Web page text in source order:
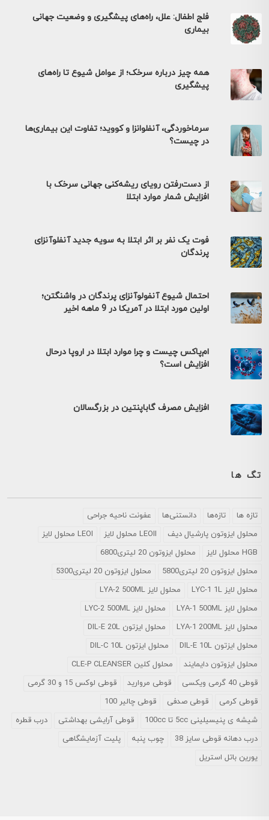
فلج اطفال: علل، راه‌های پیشگیری و وضعیت جهانی
بیماری
همه چیز درباره سرخک؛ از عوامل شیوع تا راه‌های
پیشگیری
سرماخوردگی، آنفلوانزا و کووید؛ تفاوت این بیماری‌ها
در چیست؟
از دست‌رفتن رویای ریشه‌کنی جهانی سرخک با
افزایش شمار موارد ابتلا
فوت یک نفر بر اثر ابتلا به سویه جدید آنفلوآنزای
پرندگان
احتمال شیوع آنفولوآنزای پرندگان در واشنگتن؛
اولین مورد ابتلا در آمریکا در 9 ماهه اخیر
ام‌پاکس چیست و چرا موارد ابتلا در اروپا درحال
افزایش است؟
افزایش مصرف گاباپنتین در بزرگسالان
تگ ها
تازه ها تازه‌ها دانستنی‌ها
عفونت ناحیه جراحی
محلول ايزوتون پارشيال ديف
LEOII محلول لایز
LEOI محلول لایز
HGB محلول لایز
محلول ایزوتون 20 لیتری6800
محلول ایزوتون 20 لیتری5800
محلول ایزوتون 20 لیتری5300
محلول لایز LYC-1 1L
محلول لایز LYA-2 500ML
محلول لایز LYA-1 500ML
محلول لایز LYC-2 500ML
محلول لایز LYA-1 200ML
محلول ایزتون DIL-E 20L
محلول ایزتون DIL-E 10L
محلول ایزتون DIL-C 10L
محلول ایزوتون دایمایند
محلول کلین CLE-P CLEANSER
قوطی 40 گرمی ویکسی
قوطی مروارید
قوطی لوکس 15 و 30 گرمی
قوطی کرمی
قوطی صدفی
قوطی چالیر 100
شیشه ی پنیسیلینی 5cc تا 100cc
قوطی آرایشی بهداشتی
درب قطره
درب دهانه قوطی سایز 38
چوب پنبه
پلیت آزمایشگاهی
یورین باتل استریل